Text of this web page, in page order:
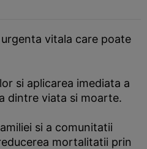
vitala care poate
si aplicarea imediata a
dintre viata si moarte.
si a comunitatii
mortalitatii prin